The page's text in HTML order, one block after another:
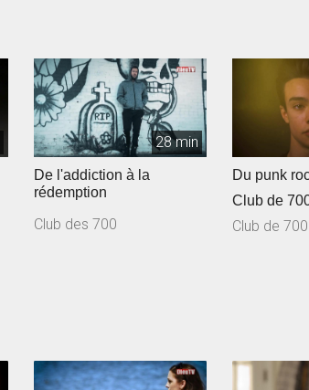
28 min
De l'addiction à la
rédemption
Club des 700
Du punk
Club de
Club de 700